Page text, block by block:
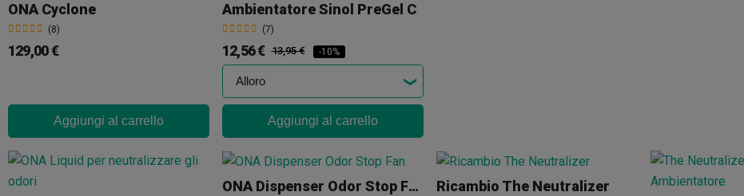
ONA Cyclone
(8)
129,00 €
Aggiungi al carrello
Ambientatore Sinol PreGel C
(7)
12,56 € 13,95 € -10%
Aggiungi al carrello
ONA Dispenser Odor Stop Fan Ricambio The Neutralizer